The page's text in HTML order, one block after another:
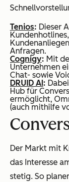
Tenios: Dieser
Anfragen.
Cognigy: Mit
Unternehmen
Chat- sowie
DRUID AI:
Hub für
ermöglicht,
(auch mithilfe
Der Markt mit
das Interesse
stetig. So